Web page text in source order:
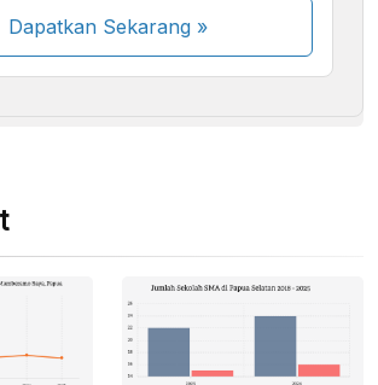
Dapatkan Sekarang»
metode pembayaran masih dalam